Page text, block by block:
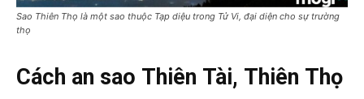
Sao Thiên Thọ là một sao thuộc Tạp diệu trong Tử Vi, đại diện cho sự trường
thọ
Cách an sao Thiên Tài, Thiên Thọ